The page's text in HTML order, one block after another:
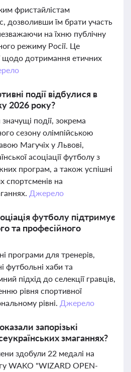
фристайлістам
дозволивши їм брати участь
на їхню публічну
режиму Росії. Це
щодо дотримання етичних
події відбулися в
2026 року?
значущі події, зокрема
сезону олімпійською
Магучіх у Львові,
асоціації футболу з
програм, а також успішні
спортсменів на
Джерело
футболу підтримує
та професійного
програми для тренерів,
футбольні хаби та
підхід до селекції гравців,
рівня спортивної
рівні. Джерело
запорізькі
змаганнях?
здобули 22 медалі на
WAKO "WIZARD OPEN-